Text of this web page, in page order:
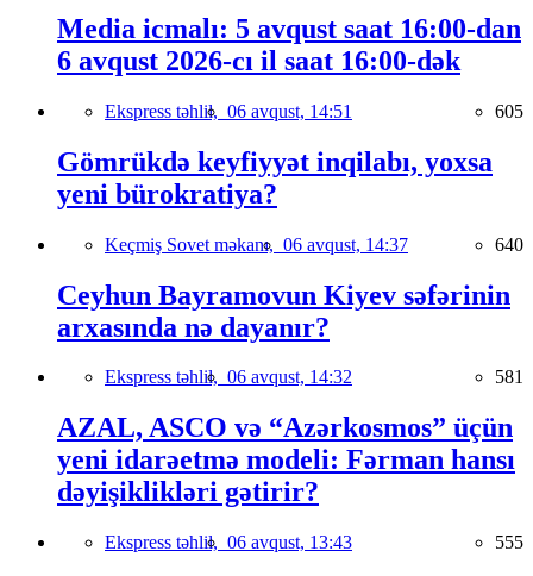
Media icmalı: 5 avqust saat 16:00-dan
6 avqust 2026-cı il saat 16:00-dək
Ekspress təhlil, 06 avqust, 14:51 605
Gömrükdə keyfiyyət inqilabı, yoxsa
yeni bürokratiya?
Keçmiş Sovet məkanı, 06 avqust, 14:37 640
Ceyhun Bayramovun Kiyev səfərinin
arxasında nə dayanır?
Ekspress təhlil, 06 avqust, 14:32 581
AZAL, ASCO və “Azərkosmos” üçün
yeni idarəetmə modeli: Fərman hansı
dəyişiklikləri gətirir?
Ekspress təhlil, 06 avqust, 13:43 555